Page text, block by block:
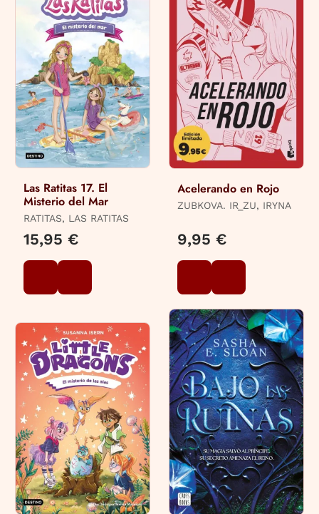
Las Ratitas 17. El
Misterio del Mar
RATITAS, LAS RATITAS
15,95 €
Acelerando en Rojo
ZUBKOVA. IR_ZU, IRYNA
9,95 €